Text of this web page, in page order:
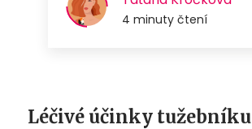
Léčivé účinky tužebníku